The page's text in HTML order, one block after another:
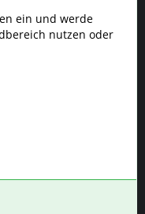
ein und werde
nutzen oder